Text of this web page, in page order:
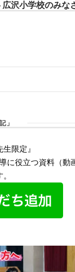
沢小学校のみな
」
限定』
に役立つ資料（動